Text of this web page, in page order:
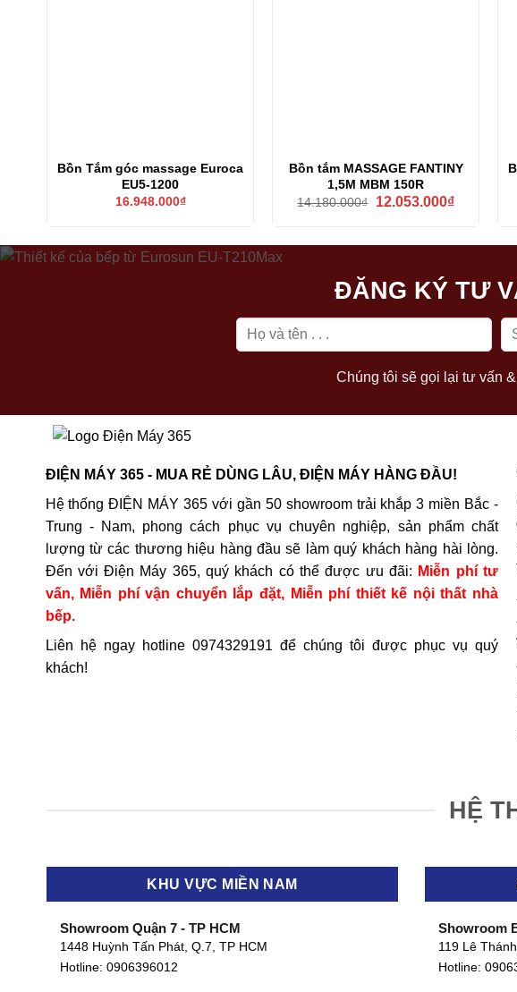
Bồn Tắm góc massage Euroca
EU5-1200
16.948.000₫
Bồn tắm MASSAGE FANTINY
1,5M MBM 150R
14.180.000₫
Giá
12.053.000₫Giá
ĐĂNG KÝ TƯ
Chúng tôi sẽ gọi lại tư vấn
ĐIỆN MÁY 365 - MUA RẺ DÙNG LÂU, ĐIỆN MÁY HÀNG ĐẦU!
Hệ thống ĐIỆN MÁY 365 với gần 50 showroom trải khắp 3 miền Bắc -
Trung - Nam, phong cách phục vụ chuyên nghiệp, sản phẩm chất
lượng từ các thương hiệu hàng đầu sẽ làm quý khách hàng hài lòng.
Đến với Điện Máy 365, quý khách có thể được ưu đãi: Miễn phí tư
vấn, Miễn phí vận chuyển lắp đặt, Miễn phí thiết kế nội thất nhà
bếp.
Liên hệ ngay hotline 0974329191 để chúng tôi được phục vụ quý
khách!
HỆ
KHU VỰC MIỀN NAM
Showroom Quận 7 - TP HCM
1448 Huỳnh Tấn Phát, Q.7, TP HCM
Hotline: 0906396012
Showroom
119 Lê
Hotline: